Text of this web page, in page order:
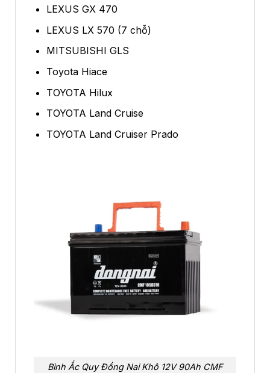
LEXUS GX 470
LEXUS LX 570 (7 chỗ)
MITSUBISHI GLS
Toyota Hiace
TOYOTA Hilux
TOYOTA Land Cruise
TOYOTA Land Cruiser Prado
Bình Ắc Quy Đồng Nai Khô 12V 90Ah CMF